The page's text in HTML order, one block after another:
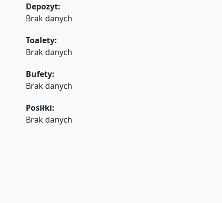
Depozyt:
Brak danych
Toalety:
Brak danych
Bufety:
Brak danych
Posiłki:
Brak danych